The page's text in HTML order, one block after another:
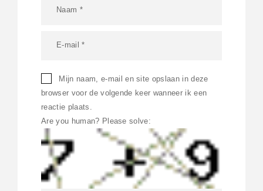
Mijn naam, e-mail en site opslaan in deze
browser voor de volgende keer wanneer ik een
reactie plaats.
Are you human? Please solve: